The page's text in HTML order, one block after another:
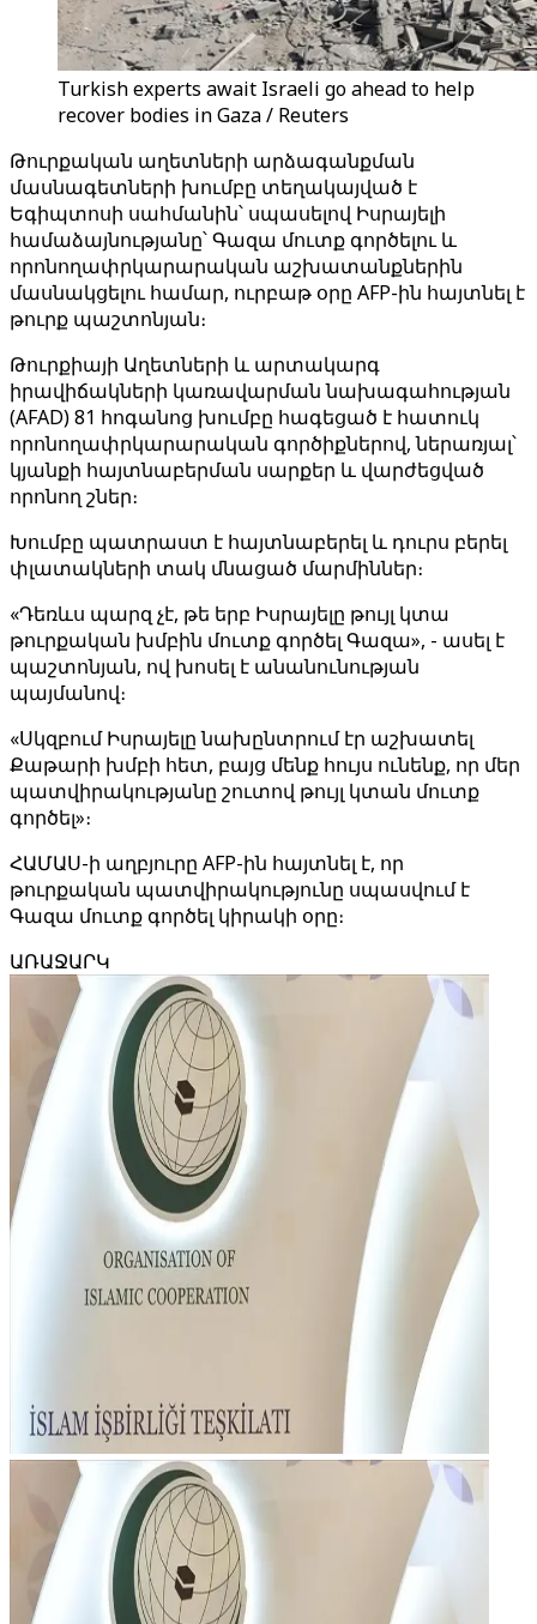
Turkish experts await Israeli go ahead to help
recover bodies in Gaza / Reuters
Թուրքական աղետների արձագանքման
մասնագետների խումբը տեղակայված է
Եգիպտոսի սահմանին՝ սպասելով Իսրայելի
համաձայնությանը՝ Գազա մուտք գործելու և
որոնողափրկարարական աշխատանքներին
մասնակցելու համար, ուրբաթ օրը AFP-ին հայտնել է
թուրք պաշտոնյան։
Թուրքիայի Աղետների և արտակարգ
իրավիճակների կառավարման նախագահության
(AFAD) 81 հոգանոց խումբը հագեցած է հատուկ
որոնողափրկարարական գործիքներով, ներառյալ՝
կյանքի հայտնաբերման սարքեր և վարժեցված
որոնող շներ։
Խումբը պատրաստ է հայտնաբերել և դուրս բերել
փլատակների տակ մնացած մարմիններ։
«Դեռևս պարզ չէ, թե երբ Իսրայելը թույլ կտա
թուրքական խմբին մուտք գործել Գազա», - ասել է
պաշտոնյան, ով խոսել է անանունության
պայմանով։
«Սկզբում Իսրայելը նախընտրում էր աշխատել
Քաթարի խմբի հետ, բայց մենք հույս ունենք, որ մեր
պատվիրակությանը շուտով թույլ կտան մուտք
գործել»։
ՀԱՄԱՍ-ի աղբյուրը AFP-ին հայտնել է, որ
թուրքական պատվիրակությունը սպասվում է
Գազա մուտք գործել կիրակի օրը։
ԱՌԱՋԱՐԿ